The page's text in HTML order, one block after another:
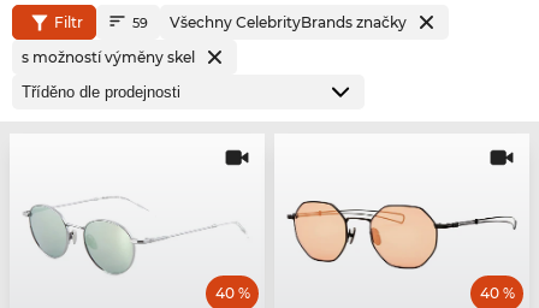
Filtr 59
Všechny CelebrityBrands značky
s možností výměny skel
40 % 40 %